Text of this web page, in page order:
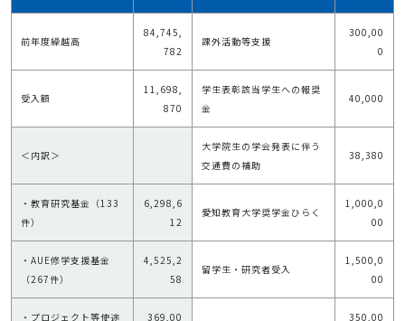
前年度繰越高
84,745,
782
課外活動等支援
300,00
0
受入額
11,698,
870
学生表彰該当学生への報奨
金
40,000
＜内訳＞
大学院生の学会発表に伴う
交通費の補助
38,380
・教育研究基金（133
件）
6,298,6
12
愛知教育大学奨学金ひらく
1,000,0
00
・AUE修学支援基金
（267件）
4,525,2
58
留学生・研究者受入
1,500,0
00
・プロジェクト等使途
369,00
350,00